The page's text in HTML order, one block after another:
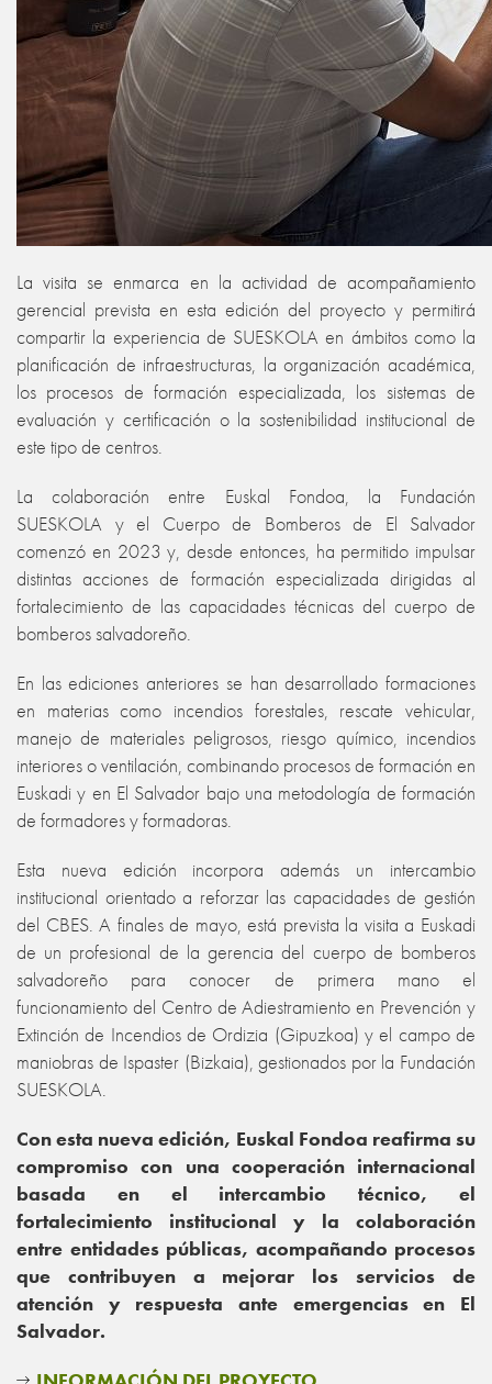
La visita se enmarca en la actividad de acompañamiento
gerencial prevista en esta edición del proyecto y permitirá
compartir la experiencia de SUESKOLA en ámbitos como la
planificación de infraestructuras, la organización académica,
los procesos de formación especializada, los sistemas de
evaluación y certificación o la sostenibilidad institucional de
este tipo de centros.
La colaboración entre Euskal Fondoa, la Fundación
SUESKOLA y el Cuerpo de Bomberos de El Salvador
comenzó en 2023 y, desde entonces, ha permitido impulsar
distintas acciones de formación especializada dirigidas al
fortalecimiento de las capacidades técnicas del cuerpo de
bomberos salvadoreño.
En las ediciones anteriores se han desarrollado formaciones
en materias como incendios forestales, rescate vehicular,
manejo de materiales peligrosos, riesgo químico, incendios
interiores o ventilación, combinando procesos de formación en
Euskadi y en El Salvador bajo una metodología de formación
de formadores y formadoras.
Esta nueva edición incorpora además un intercambio
institucional orientado a reforzar las capacidades de gestión
del CBES. A finales de mayo, está prevista la visita a Euskadi
de un profesional de la gerencia del cuerpo de bomberos
salvadoreño para conocer de primera mano el
funcionamiento del Centro de Adiestramiento en Prevención y
Extinción de Incendios de Ordizia (Gipuzkoa) y el campo de
maniobras de Ispaster (Bizkaia), gestionados por la Fundación
SUESKOLA.
Con esta nueva edición, Euskal Fondoa reafirma su
compromiso con una cooperación internacional
basada en el intercambio técnico, el
fortalecimiento institucional y la colaboración
entre entidades públicas, acompañando procesos
que contribuyen a mejorar los servicios de
atención y respuesta ante emergencias en El
Salvador.